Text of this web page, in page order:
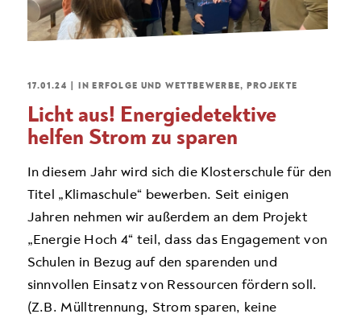
17.01.24 IN ERFOLGE UND WETTBEWERBE, PROJEKTE
Licht aus! Energiedetektive
helfen Strom zu sparen
In diesem Jahr wird sich die Klosterschule für den
Titel „Klimaschule“ bewerben. Seit einigen
Jahren nehmen wir außerdem an dem Projekt
„Energie Hoch 4“ teil, dass das Engagement von
Schulen in Bezug auf den sparenden und
sinnvollen Einsatz von Ressourcen fördern soll.
(Z.B. Mülltrennung, Strom sparen, keine